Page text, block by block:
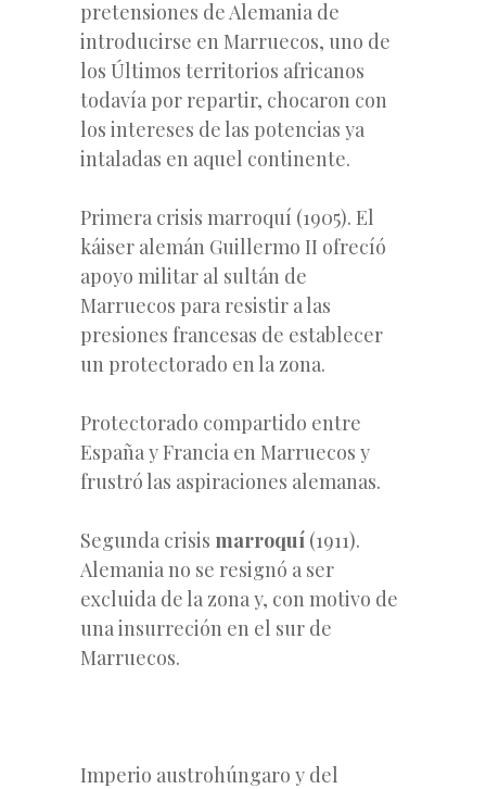
pretensiones de Alemania de
introducirse en Marruecos, uno de
los Últimos territorios africanos
todavía por repartir, chocaron con
los intereses de las potencias ya
intaladas en aquel continente.
Primera crisis marroquí (1905). El
káiser alemán Guillermo II ofrecíó
apoyo militar al sultán de
Marruecos para resistir a las
presiones francesas de establecer
un protectorado en la zona.
Protectorado compartido entre
España y Francia en Marruecos y
frustró las aspiraciones alemanas.
Segunda crisis marroquí (1911).
Alemania no se resignó a ser
excluida de la zona y, con motivo de
una insurreción en el sur de
Marruecos.
Imperio austrohúngaro y del